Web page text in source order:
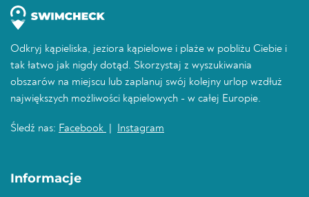
Odkryj kąpieliska, jeziora kąpielowe i plaże w pobliżu Ciebie i
tak łatwo jak nigdy dotąd. Skorzystaj z wyszukiwania
obszarów na miejscu lub zaplanuj swój kolejny urlop wzdłuż
największych możliwości kąpielowych - w całej Europie.
Śledź nas: Facebook Instagram
Informacje